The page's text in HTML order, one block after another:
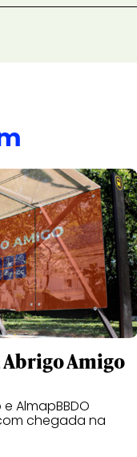
Abrigo Amigo
AlmapBBDO
chegada na